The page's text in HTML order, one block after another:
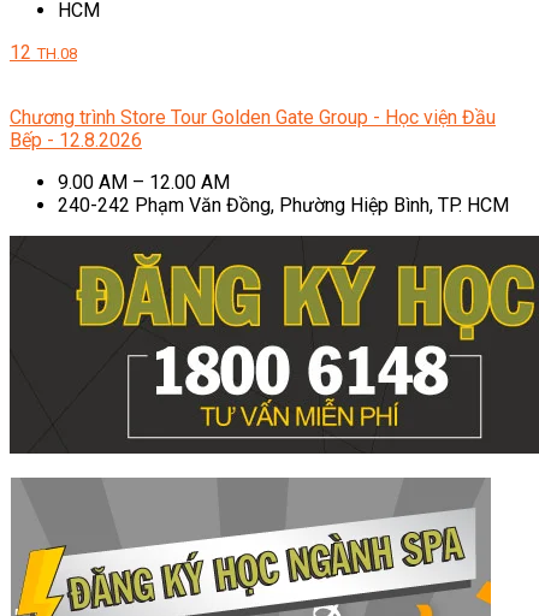
HCM
12 TH.08
Chương trình Store Tour Golden Gate Group - Học viện Đầu
Bếp - 12.8.2026
9.00 AM – 12.00 AM
240-242 Phạm Văn Đồng, Phường Hiệp Bình, TP. HCM